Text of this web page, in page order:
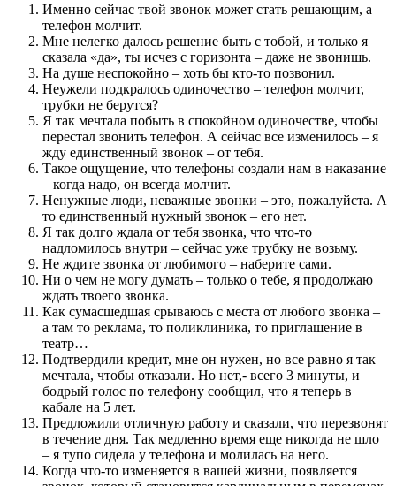
Именно сейчас твой звонок может стать решающим, а
телефон молчит.
Мне нелегко далось решение быть с тобой, и только я
сказала «да», ты исчез с горизонта – даже не звонишь.
На душе неспокойно – хоть бы кто-то позвонил.
Неужели подкралось одиночество – телефон молчит,
трубки не берутся?
Я так мечтала побыть в спокойном одиночестве, чтобы
перестал звонить телефон. А сейчас все изменилось – я
жду единственный звонок – от тебя.
Такое ощущение, что телефоны создали нам в наказание
– когда надо, он всегда молчит.
Ненужные люди, неважные звонки – это, пожалуйста. А
то единственный нужный звонок – его нет.
Я так долго ждала от тебя звонка, что что-то
надломилось внутри – сейчас уже трубку не возьму.
Не ждите звонка от любимого – наберите сами.
Ни о чем не могу думать – только о тебе, я продолжаю
ждать твоего звонка.
Как сумасшедшая срываюсь с места от любого звонка –
а там то реклама, то поликлиника, то приглашение в
театр…
Подтвердили кредит, мне он нужен, но все равно я так
мечтала, чтобы отказали. Но нет,- всего 3 минуты, и
бодрый голос по телефону сообщил, что я теперь в
кабале на 5 лет.
Предложили отличную работу и сказали, что перезвонят
в течение дня. Так медленно время еще никогда не шло
– я тупо сидела у телефона и молилась на него.
Когда что-то изменяется в вашей жизни, появляется